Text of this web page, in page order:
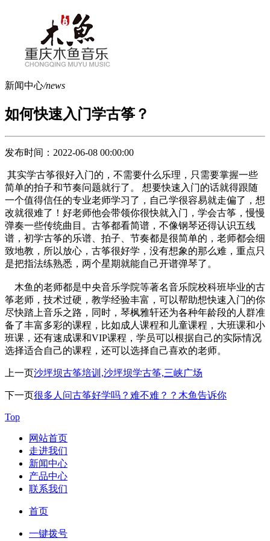
新闻中心/news
如何快速入门学古筝？
发布时间：2022-06-08 00:00:00
其实学古筝很好入门的，不需要什么乐理，只需要掌握一些
简单的拍子和节奏问题就行了。 想要快速入门的话就得跟随
一个值得信任的专业老师学习了，自己学很容易就走偏了，想
改就很难了！好老师他会带领你很快就入门，学会古筝，慢慢
弹奏一些传统曲目。古筝都看简谱，不像钢琴还得认识五线
谱，初学古筝的乐谱、拍子、节奏都是很简单的，老师都会细
致地教，所以放心，古筝很好学，没有想象的那么难，重点只
是把指法练熟悉，两个星期就能自己开谱弹琴了。
木鱼的老师都是中央音乐学院等著名音乐院校科班毕业的古
筝老师，技术过硬，教学经验丰富，可以帮助想快速入门的你
尽快踏上音乐之路，同时，琴枫雅轩还为各种年龄段的人群准
备了丰富多彩的课程，比如成人课程和儿童课程，大班课和小
班课，还有速成课和VIP课程，学员可以根据自己的实际情况
选择适合自己的课程，还可以选择自己喜欢的老师。
上一页沙坪坝古筝培训​,沙坪坝学古筝,三峡广场
下一页很多人问古筝好学吗？难不难？？木鱼告诉你
Top
网站首页
走进我们
新闻中心
产品中心
联系我们
首页
一键拨号